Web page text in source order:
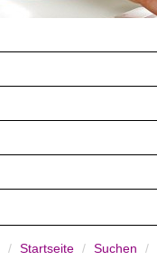
Startseite Suchen